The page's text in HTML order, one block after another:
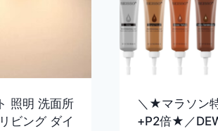
照明 洗面所
ビング ダイ
＼★マラソン
+P2倍★／